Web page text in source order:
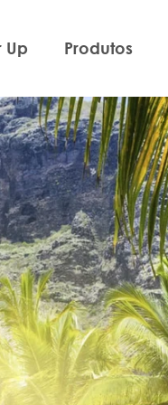
Up Produtos